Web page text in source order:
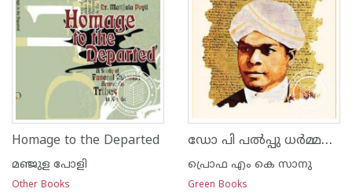
Homage to the Departed
മഞ്ജുള പോളി
Other Books
ഡോ പി പല്‍പ്പു ധര്‍മ്മബോധത്തില്‍ ജീവിച്ച കര്‍മ്മയോഗി
പ്രൊഫ എം കെ സാനു
Green Books